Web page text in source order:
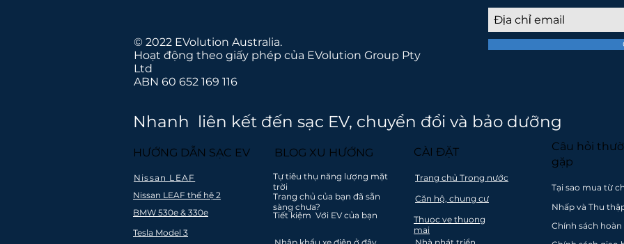
Chúng tôi tin tưởng vào giao thông phát thải thấp
đẹp hơn
Vận chuyển
nhanh chóng
đến Úc
Bảo hiểm lắp đặt
quốc gia Úc và
Tuân thủ đổi mới và
an toàn
Công ty thuộc sở
Gói thanh toán
không lãi suất
Thân
& Dịch
© 2022 EVolution Australia.
Hoạt động theo giấy phép của EVolution Group Pty
Ltd
ABN 60 652 169 116
Nhanh liên kết đến sạc EV, chuyển đổi và bảo dưỡng
BLOG XU HƯỚNG
HƯỚNG DẪN SẠC EV
Nissan LEAF
Nissan LEAF thế hệ 2
BMW 530e & 330e
Tesla Model 3
Tự tiêu thụ năng lượng mặt
trời
Trang chủ của bạn đã sẵn
sàng chưa?
Tiết kiệm Với EV của bạn
CÀI ĐẶT
Trang chủ Trong nước
Căn hộ, chung cư
Thuoc ve thuong
mai
Câu hỏi
gặp
Tại sao mua từ
Nhấp và Thu
Chính sách hoàn